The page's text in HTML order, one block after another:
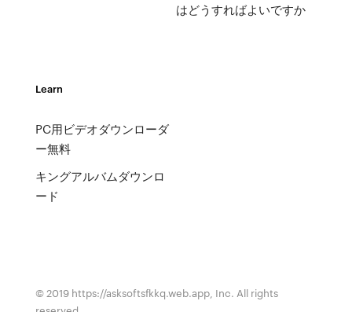
はどうすればよいですか
Learn
PC用ビデオダウンローダ
ー無料
キングアルバムダウンロ
ード
© 2019 https://asksoftsfkkq.web.app, Inc. All rights